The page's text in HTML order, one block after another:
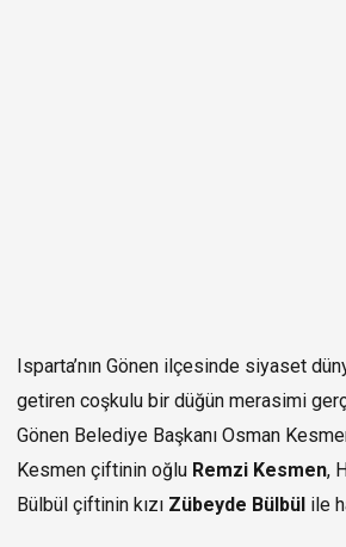
Isparta’nın Gönen ilçesinde siyaset
getiren coşkulu bir düğün merasimi
Gönen Belediye Başkanı Osman
Kesmen çiftinin oğlu Remzi Kesmen,
Bülbül çiftinin kızı Zübeyde Bülbül ile